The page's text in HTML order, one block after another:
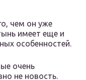
чем он уже
имеет еще и
особенностей.
очень
не новость.